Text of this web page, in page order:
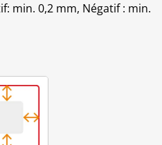
min. 0,2 mm, Négatif : min.